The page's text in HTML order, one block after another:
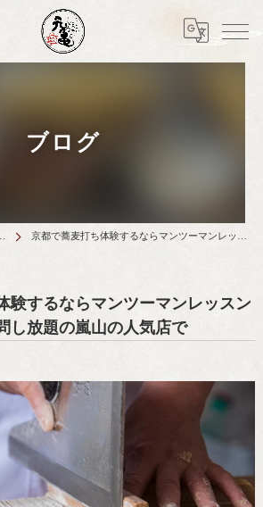
ブログ
京都で蕎麦打ち体験するならマンツーマンレッスンで気兼ねなく質問し放題の嵐山の人気店で
験するならマンツーマンレッスン
し放題の嵐山の人気店で